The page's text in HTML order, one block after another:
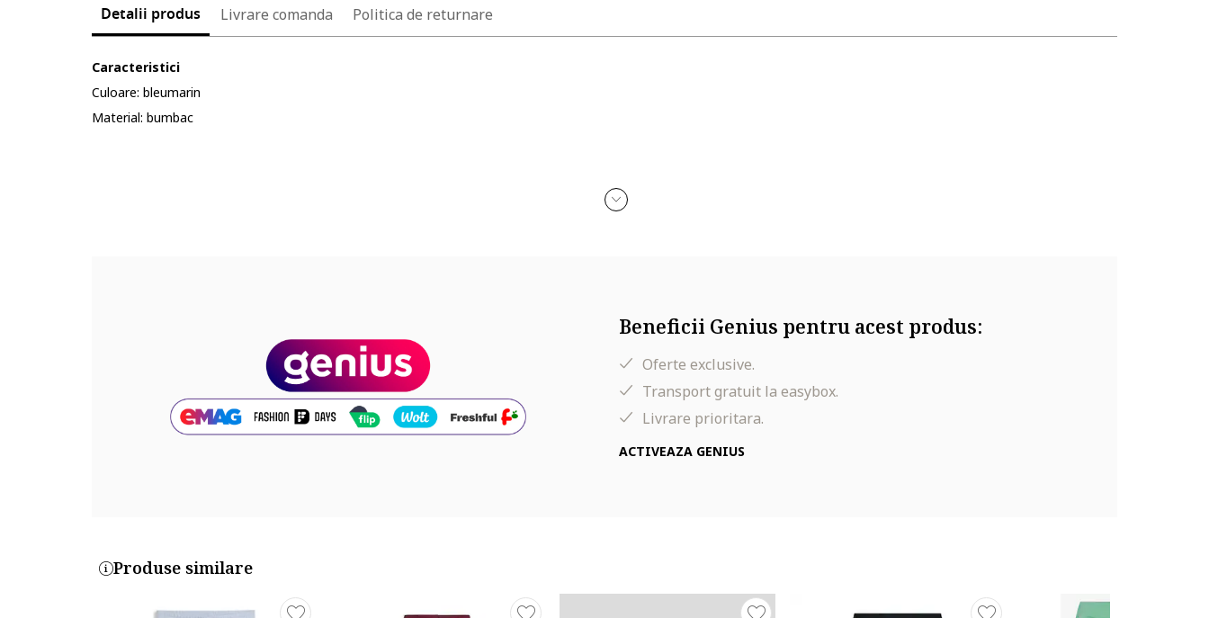
Detalii produs Livrare comanda Politica de returnare
Caracteristici
Culoare: bleumarin
Material: bumbac
Beneficii Genius pentru acest produs:
Oferte exclusive.
Transport gratuit la easybox.
Livrare prioritara.
ACTIVEAZA GENIUS
Produse similare